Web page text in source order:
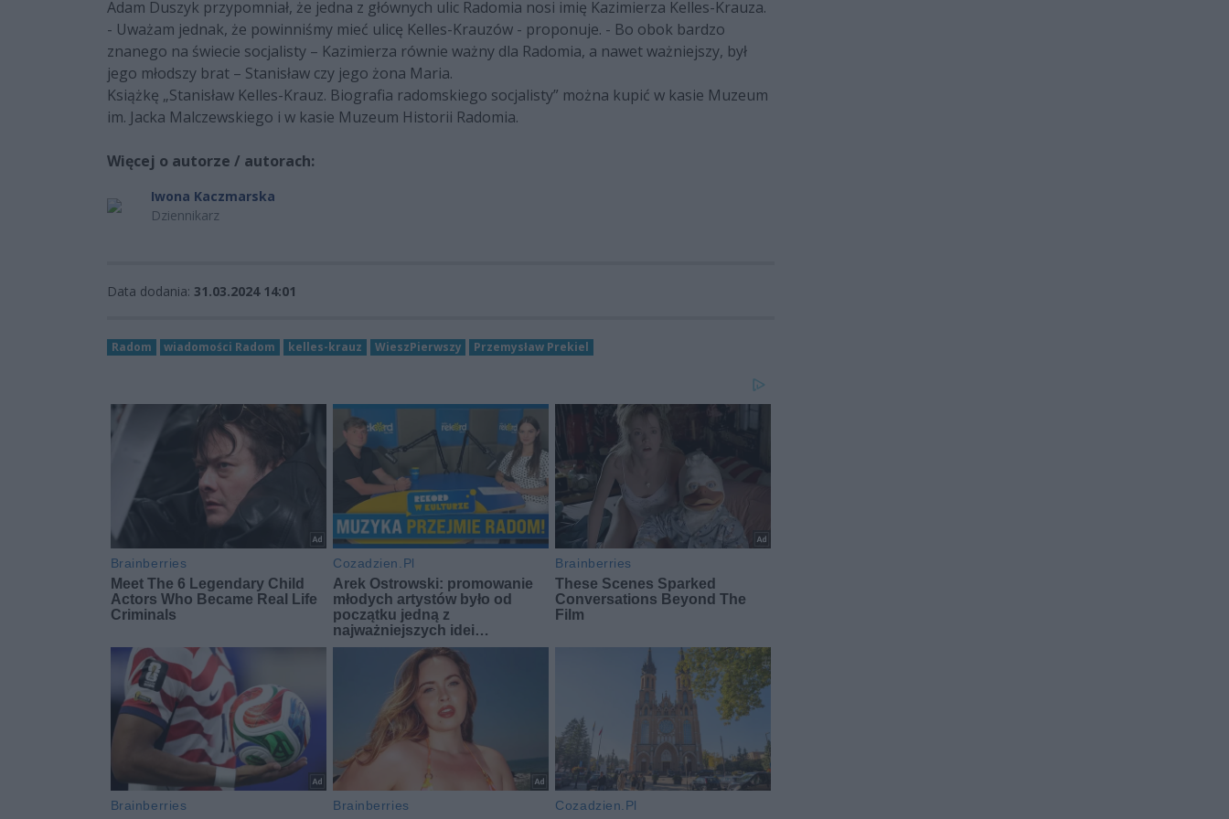
Adam Duszyk przypomniał, że jedna z głównych ulic Radomia nosi imię Kazimierza Kelles-Krauza.
- Uważam jednak, że powinniśmy mieć ulicę Kelles-Krauzów - proponuje. - Bo obok bardzo
znanego na świecie socjalisty – Kazimierza równie ważny dla Radomia, a nawet ważniejszy, był
jego młodszy brat – Stanisław czy jego żona Maria.
Książkę „Stanisław Kelles-Krauz. Biografia radomskiego socjalisty” można kupić w kasie Muzeum
im. Jacka Malczewskiego i w kasie Muzeum Historii Radomia.
Więcej o autorze / autorach:
Iwona Kaczmarska
Dziennikarz
Data dodania: 31.03.2024 14:01
Radom wiadomości Radom kelles-krauz WieszPierwszy Przemysław Prekiel